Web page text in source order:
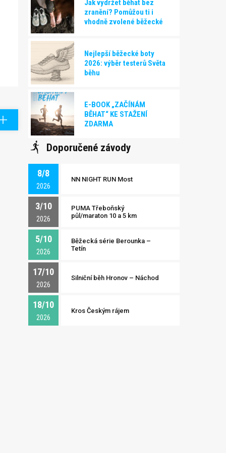
Jak vydržet běhat bez
zranění? Pomůžou ti i
vhodně zvolené běžecké
Nejlepší běžecké boty
2026: výběr testerů Světa
běhu
E-BOOK „ZAČÍNÁM
BĚHAT“ KE STAŽENÍ
ZDARMA
Doporučené závody
8/8
2026
NN NIGHT RUN Most
3/10
2026
PUMA Třeboňský
půl/maraton 10 a 5 km
5/10
2026
Běžecká série Berounka –
Tetín
17/10
2026
Silniční běh Hronov – Náchod
18/10
2026
Kros Českým rájem